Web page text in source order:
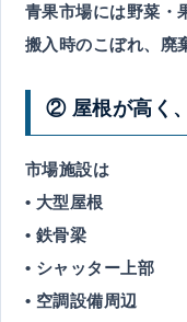
青果市場には野菜・
搬入時のこぼれ、廃
② 屋根が高く
市場施設は
• 大型屋根
• 鉄骨梁
• シャッター上部
• 空調設備周辺